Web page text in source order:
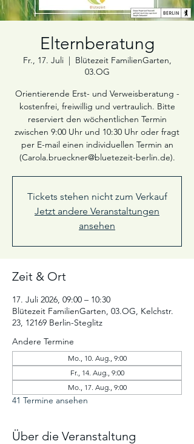
Elternberatung
Fr., 17. Juli
  |
Blütezeit FamilienGarten,
03.OG
Orientierende Erst- und Verweisberatung -
kostenfrei, freiwillig und vertraulich. Bitte
reserviert den wöchentlichen Termin
zwischen 9:00 Uhr und 10:30 Uhr oder fragt
per E-mail einen individuellen Termin an
(Carola.brueckner@bluetezeit-berlin.de).
Tickets stehen nicht zum Verkauf
Jetzt andere Veranstaltungen
ansehen
Zeit & Ort
17. Juli 2026, 09:00 – 10:30
Blütezeit FamilienGarten, 03.OG, Kelchstr.
23, 12169 Berlin-Steglitz
Andere Termine
Mo., 10. Aug., 9:00
Fr., 14. Aug., 9:00
Mo., 17. Aug., 9:00
41 Termine ansehen
Über die Veranstaltung